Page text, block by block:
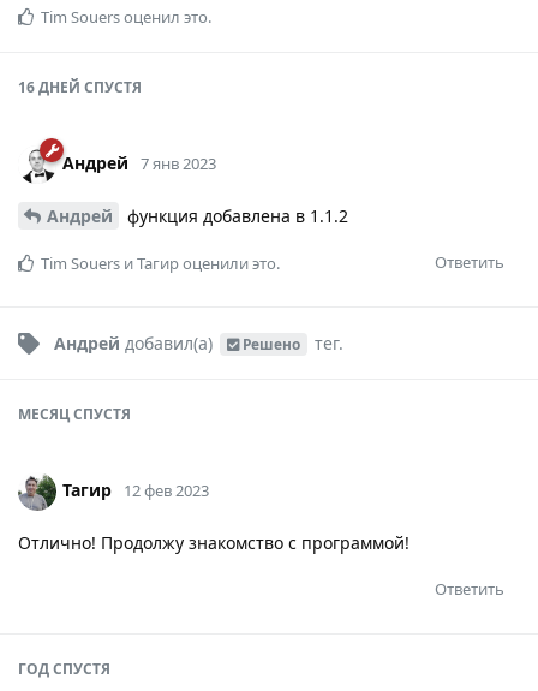
Tim Souersоценил это.
16 ДНЕЙ СПУСТЯ
Андрей 7 янв 2023
Андрей функция добавлена в 1.1.2
Ответить
Tim Souers иТагироценили это.
Андрей добавил(а) Решено тег.
МЕСЯЦСПУСТЯ
Тагир 12 фев 2023
Отлично! Продолжу знакомство с программой!
Ответить
ГОДСПУСТЯ